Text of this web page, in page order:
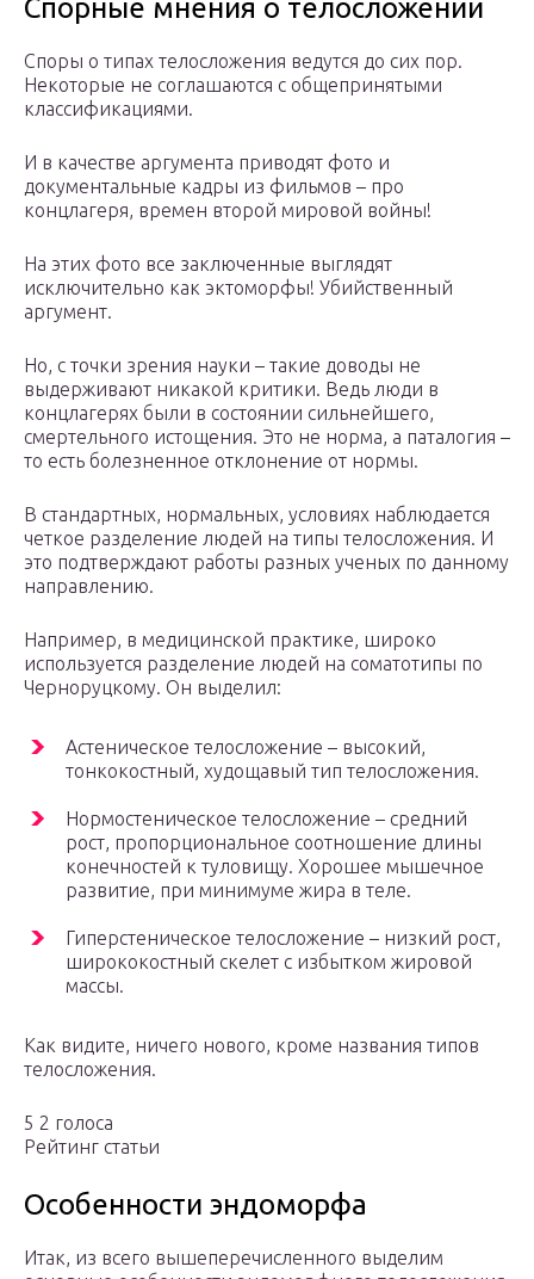
Спорные мнения о телосложении
Споры о типах телосложения ведутся до сих пор.
Некоторые не соглашаются с общепринятыми
классификациями.
И в качестве аргумента приводят фото и
документальные кадры из фильмов – про
концлагеря, времен второй мировой войны!
На этих фото все заключенные выглядят
исключительно как эктоморфы! Убийственный
аргумент.
Но, с точки зрения науки – такие доводы не
выдерживают никакой критики. Ведь люди в
концлагерях были в состоянии сильнейшего,
смертельного истощения. Это не норма, а паталогия –
то есть болезненное отклонение от нормы.
В стандартных, нормальных, условиях наблюдается
четкое разделение людей на типы телосложения. И
это подтверждают работы разных ученых по данному
направлению.
Например, в медицинской практике, широко
используется разделение людей на соматотипы по
Черноруцкому. Он выделил:
Астеническое телосложение – высокий,
тонкокостный, худощавый тип телосложения.
Нормостеническое телосложение – средний
рост, пропорциональное соотношение длины
конечностей к туловищу. Хорошее мышечное
развитие, при минимуме жира в теле.
Гиперстеническое телосложение – низкий рост,
ширококостный скелет с избытком жировой
массы.
Как видите, ничего нового, кроме названия типов
телосложения.
5 2 голоса
Рейтинг статьи
Особенности эндоморфа
Итак, из всего вышеперечисленного выделим